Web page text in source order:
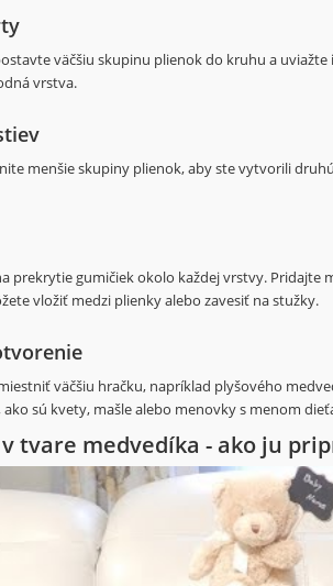
väčšiu skupinu plienok do kruhu a
vrstva.
menšie skupiny plienok, aby ste vytvorili
prekrytie gumičiek okolo každej vrstvy. Pridajte
vložiť medzi plienky alebo zavesiť na stužky.
väčšiu hračku, napríklad plyšového
sú kvety, mašle alebo menovky s menom
tvare medvedíka - ako ju